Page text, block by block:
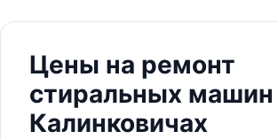
Цены на ремонт
стиральных машин
Калинковичах